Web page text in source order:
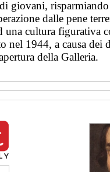
giovani,
dalle pene
una cultura figurativa
nel 1944, a causa dei
della Galleria.